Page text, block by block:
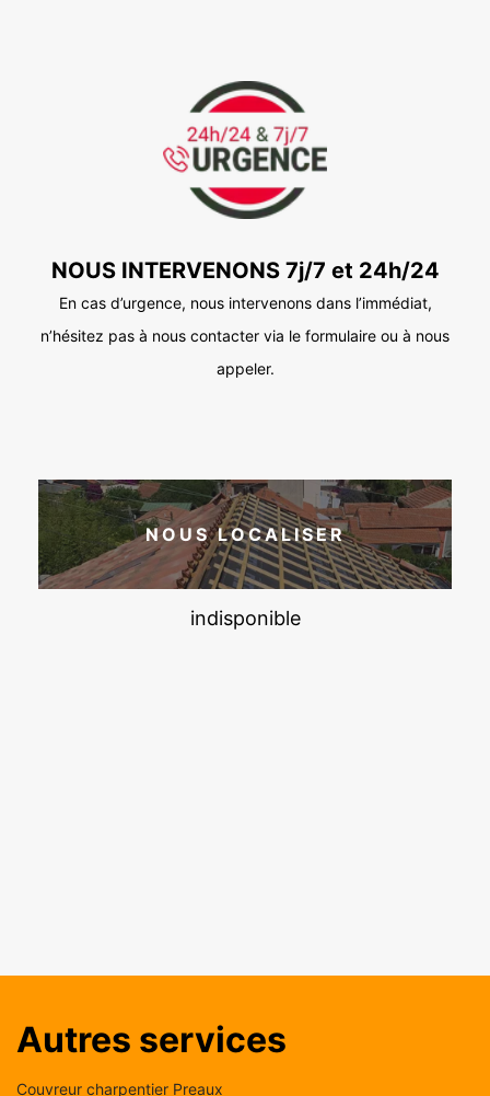
NOUS INTERVENONS 7j/7 et 24h/24
En cas d’urgence, nous intervenons dans l’immédiat,
n’hésitez pas à nous contacter via le formulaire ou à nous
appeler.
NOUS LOCALISER
indisponible
Autres services
Couvreur charpentier Preaux